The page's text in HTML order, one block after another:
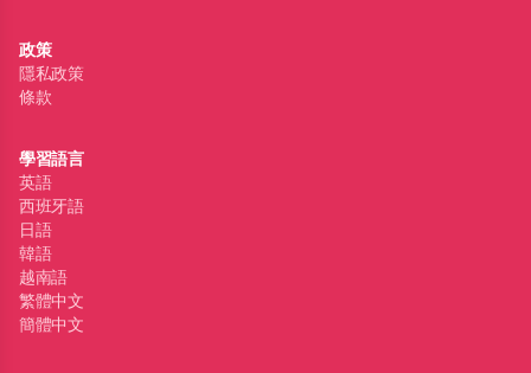
政策
隱私政策
條款
學習語言
英語
西班牙語
日語
韓語
越南語
繁體中文
簡體中文